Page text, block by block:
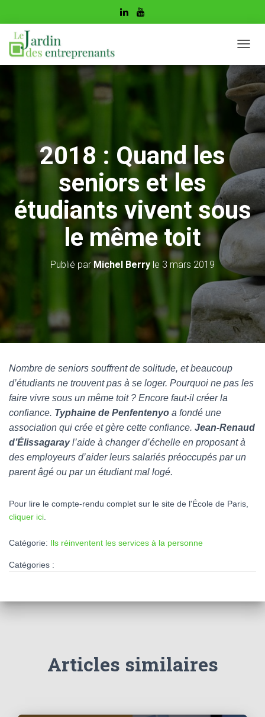
É
L
R
L
V
A
T
2018 : Quand les
seniors et les
étudiants vivent sous
le même toit
Publié par Michel Berry le 3 mars 2019
Nombre de seniors souffrent de solitude, et beaucoup
d’étudiants ne trouvent pas à se loger. Pourquoi ne pas les
faire vivre sous un même toit ? Encore faut-il créer la
confiance. Typhaine de Penfentenyo a fondé une
association qui crée et gère cette confiance. Jean-Renaud
d’Élissagarayl’aide à changer d’échelle en proposant à
des employeurs d’aider leurs salariés préoccupés par un
parent âgé ou par un étudiant mal logé.
Pour lire le compte-rendu complet sur le site de l'École de Paris,
cliquer ici
Catégorie: Ils réinventent les services à la personne
Catégories :
Articles similaires